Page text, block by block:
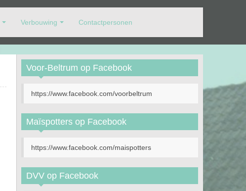
Verbouwing Contactpersonen
Voor-Beltrum op Facebook
https://www.facebook.com/voorbeltrum
Maïspotters op Facebook
https://www.facebook.com/maispotters
DVV op Facebook